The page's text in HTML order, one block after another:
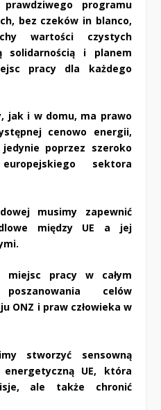
programu
bez czeków in blanco,
wartości czystych
solidarnością i planem
pracy dla każdego
jak i w domu, ma prawo
cenowo energii,
poprzez szeroko
sektora
musimy zapewnić
między UE a jej
pracy w całym
celów
ONZ i praw człowieka w
stworzyć sensowną
UE, która
ale także chronić